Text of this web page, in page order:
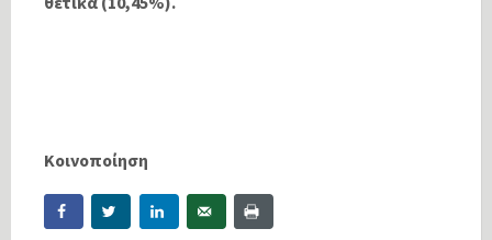
Κοινοποίηση